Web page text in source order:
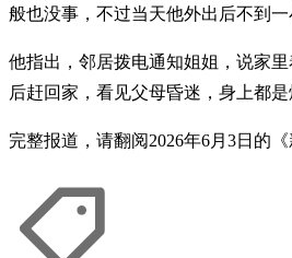
般也没事，不过当天他外出后不到一
他指出，邻居拨电通知姐姐，说家
后赶回家，看见父母昏迷，身上都是
完整报道，请翻阅2026年6月3日的《